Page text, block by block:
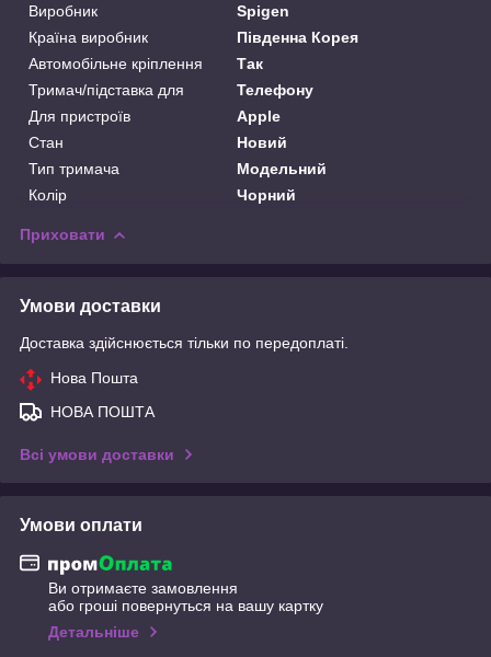
Виробник
Spigen
Країна виробник
Південна Корея
Автомобільне кріплення
Так
Тримач/підставка для
Телефону
Для пристроїв
Apple
Стан
Новий
Тип тримача
Модельний
Колір
Чорний
Приховати
Умови доставки
Доставка здійснюється тільки по передоплаті.
Нова Пошта
НОВА ПОШТА
Всі умови доставки
Умови оплати
Ви отримаєте замовлення
або гроші повернуться на вашу картку
Детальніше